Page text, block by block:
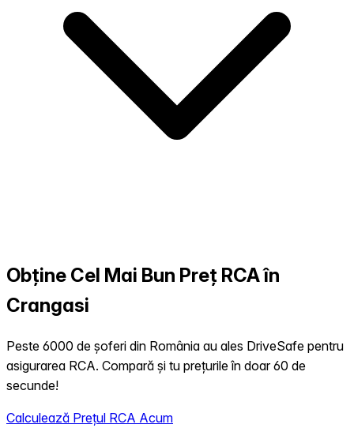
Obține Cel Mai Bun Preț RCA în
Crangasi
Peste 6000 de șoferi din România au ales DriveSafe pentru
asigurarea RCA. Compară și tu prețurile în doar 60 de
secunde!
Calculează Prețul RCA Acum